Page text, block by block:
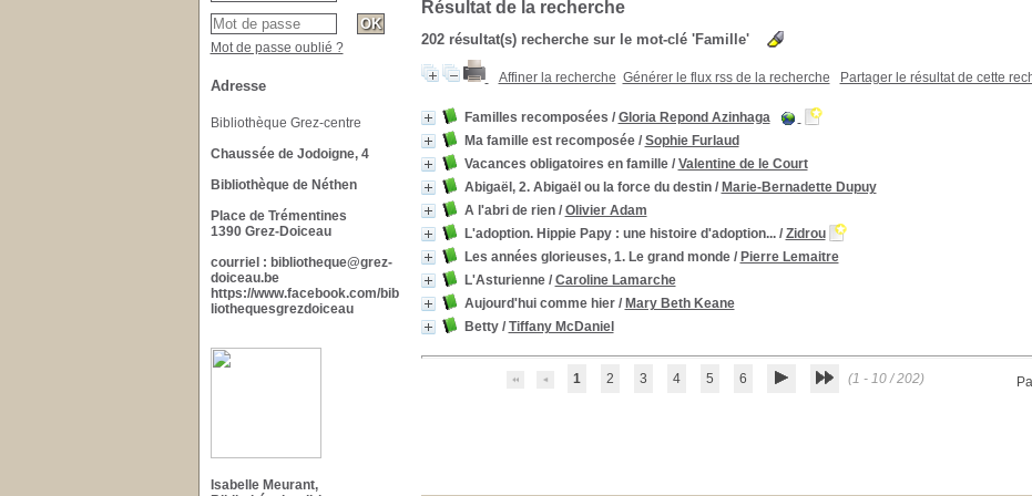
Résultat de la recherche
202 résultat(s) recherche sur le mot-clé 'Famille'
Affiner la recherche Générer le flux rss de la recherche Partager le résultat de cette
Familles recomposées / Gloria Repond Azinhaga
Ma famille est recomposée/ Sophie Furlaud
Vacances obligatoires en famille/ Valentine de le Court
Abigaël, 2. Abigaël ou la force du destin/ Marie-Bernadette Dupuy
A l'abri de rien/ Olivier Adam
L'adoption. Hippie Papy : une histoire d'adoption.../ Zidrou
Les années glorieuses, 1. Le grand monde/ Pierre Lemaitre
L'Asturienne/ Caroline Lamarche
Aujourd'hui comme hier/ Mary Beth Keane
Betty/ Tiffany McDaniel
1 2 3 4 5 6 (1 - 10 / 202)
Mot de passe oublié ?
Adresse
Bibliothèque Grez-centre
Chaussée de Jodoigne, 4
Bibliothèque de Néthen
Place de Trémentines
1390 Grez-Doiceau
courriel : bibliotheque@grez-
doiceau.be
https://www.facebook.com/bib
liothequesgrezdoiceau
Isabelle Meurant,